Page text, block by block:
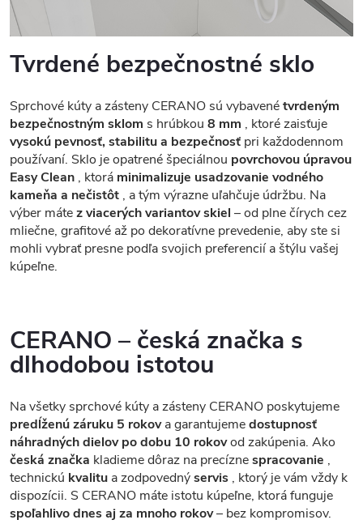
Tvrdené bezpečnostné sklo
Sprchové kúty a zásteny CERANO sú vybavenétvrdeným
bezpečnostným sklom s hrúbkou 8 mm , ktoré zaisťuje
vysokú pevnosť, stabilitu a bezpečnosť pri každodennom
používaní. Sklo je opatrené špeciálnou povrchovou úpravou
Easy Clean , ktorá minimalizuje usadzovanie vodného
kameňa a nečistôt , a tým výrazne uľahčuje údržbu. Na
výber mátez viacerých variantov skiel – od plne čírych cez
mliečne, grafitové až po dekoratívne prevedenie, aby ste si
mohli vybrať presne podľa svojich preferencií a štýlu vašej
kúpeľne.
CERANO – česká značka s
dlhodobou istotou
Na všetky sprchové kúty a zásteny CERANO poskytujeme
predĺženú záruku 5 rokova garantujemedostupnosť
náhradných dielov po dobu 10 rokovod zakúpenia. Ako
česká značka kladieme dôraz na precíznespracovanie ,
technickú kvalitu a zodpovednýservis , ktorý je vám vždy k
dispozícii. S CERANO máte istotu kúpeľne, ktorá funguje
spoľahlivo dnes aj za mnoho rokov– bez kompromisov.